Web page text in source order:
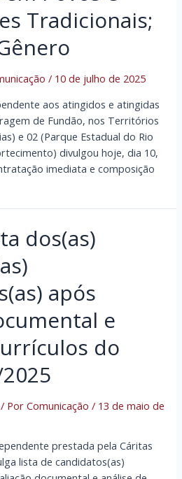
Tradicionais;
/ 10 de julho de 2025
aos atingidos e atingidas
de Fundão, nos Territórios
e 02 (Parque Estadual do Rio
divulgou hoje, dia 10,
imediata e composição
dos(as)
após
e
do
/ PorComunicação/ 13 de maio de
prestada pela Cáritas
lista de candidatos(as)